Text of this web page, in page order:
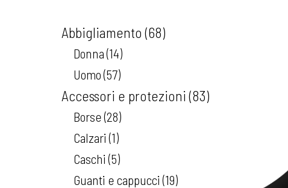
Abbigliamento 68
Donna 14
Uomo 57
Accessori e protezioni 83
Borse 28
Calzari 1
Caschi 5
Guanti e cappucci 19